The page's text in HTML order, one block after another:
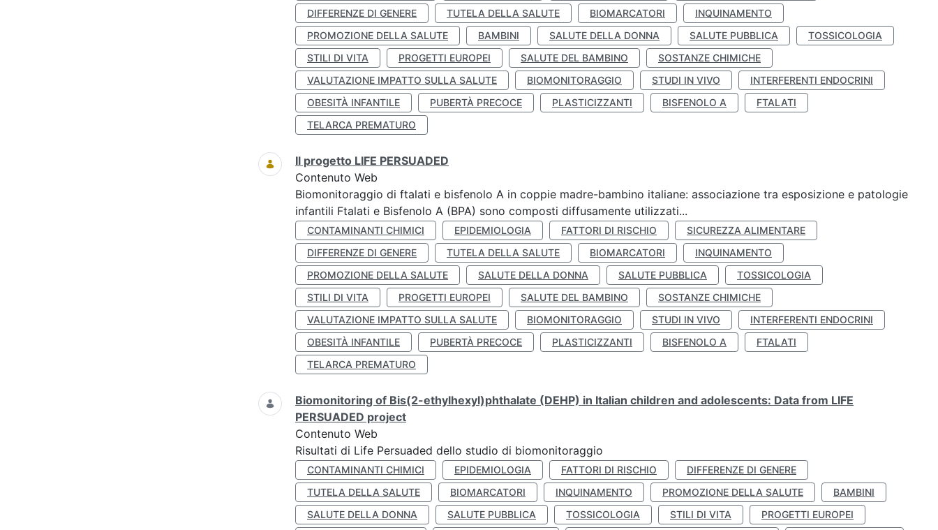
DIFFERENZE DI GENERE
TUTELA DELLA SALUTE BIOMARCATORI
INQUINAMENTO
PROMOZIONE DELLA SALUTE
BAMBINI SALUTE DELLA DONNA SALUTE PUBBLICA
TOSSICOLOGIA
STILI DI VITA
PROGETTI EUROPEI SALUTE DEL BAMBINO
SOSTANZE CHIMICHE
VALUTAZIONE IMPATTO SULLA SALUTE
BIOMONITORAGGIO STUDI IN VIVO
INTERFERENTI ENDOCRINI
OBESITÀ INFANTILE
PUBERTÀ PRECOCE PLASTICIZZANTI BISFENOLO A
FTALATI
TELARCA PREMATURO
Il progetto LIFE PERSUADED
Contenuto Web
Biomonitoraggio di ftalati e bisfenolo A in coppie madre-bambino italiane: associazione tra esposizione e patologie
infantili Ftalati e Bisfenolo A (BPA) sono composti diffusamente utilizzati...
CONTAMINANTI CHIMICI EPIDEMIOLOGIA FATTORI DI RISCHIO
SICUREZZA ALIMENTARE
DIFFERENZE DI GENERE
TUTELA DELLA SALUTE BIOMARCATORI
INQUINAMENTO
PROMOZIONE DELLA SALUTE
SALUTE DELLA DONNA SALUTE PUBBLICA
TOSSICOLOGIA
STILI DI VITA
PROGETTI EUROPEI SALUTE DEL BAMBINO
SOSTANZE CHIMICHE
VALUTAZIONE IMPATTO SULLA SALUTE
BIOMONITORAGGIO STUDI IN VIVO
INTERFERENTI ENDOCRINI
OBESITÀ INFANTILE
PUBERTÀ PRECOCE PLASTICIZZANTI BISFENOLO A
FTALATI
TELARCA PREMATURO
Biomonitoring of Bis(2-ethylhexyl)phthalate (DEHP) in Italian children and adolescents: Data from LIFE
PERSUADED project
Contenuto Web
Risultati di Life Persuaded dello studio di biomonitoraggio
CONTAMINANTI CHIMICI EPIDEMIOLOGIA FATTORI DI RISCHIO
DIFFERENZE DI GENERE
TUTELA DELLA SALUTE
BIOMARCATORI INQUINAMENTO PROMOZIONE DELLA SALUTE
BAMBINI
SALUTE DELLA DONNA
SALUTE PUBBLICA TOSSICOLOGIA STILI DI VITA
PROGETTI EUROPEI